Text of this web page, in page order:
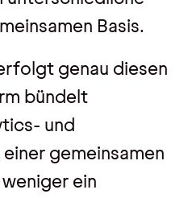
Basis.
genau diesen
bündelt
und
gemeinsamen
ein